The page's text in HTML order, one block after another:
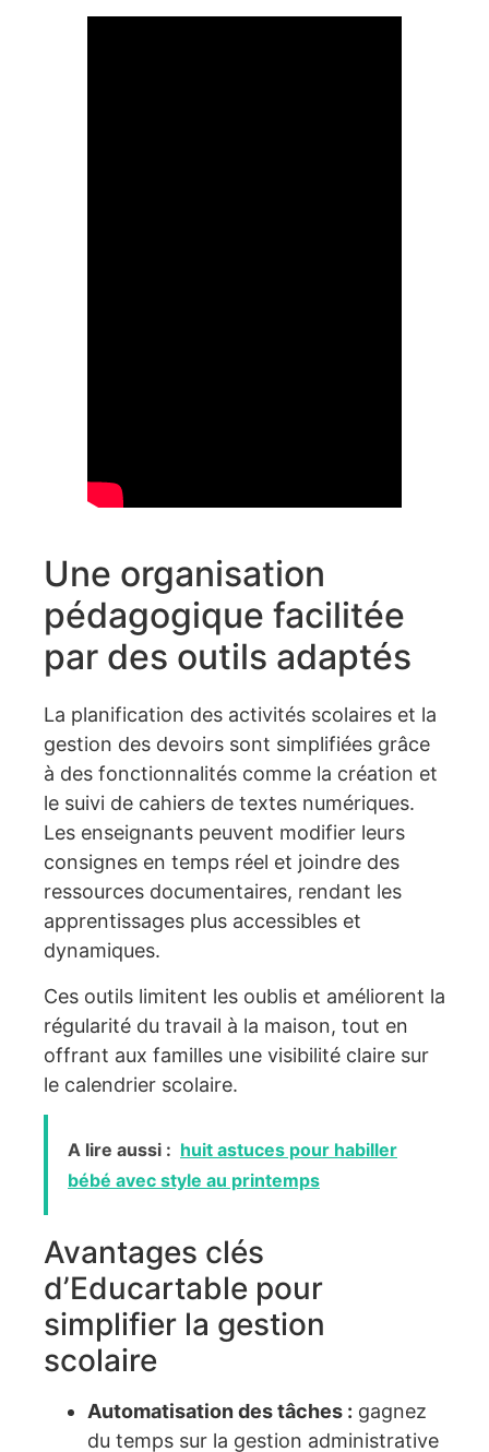
Une organisation
pédagogique facilitée
par des outils adaptés
La planification des activités scolaires et la
gestion des devoirs sont simplifiées grâce
à des fonctionnalités comme la création et
le suivi de cahiers de textes numériques.
Les enseignants peuvent modifier leurs
consignes en temps réel et joindre des
ressources documentaires, rendant les
apprentissages plus accessibles et
dynamiques.
Ces outils limitent les oublis et améliorent la
régularité du travail à la maison, tout en
offrant aux familles une visibilité claire sur
le calendrier scolaire.
A lire aussi : huit astuces pour habiller
bébé avec style au printemps
Avantages clés
d’Educartable pour
simplifier la gestion
scolaire
Automatisation des tâches : gagnez
du temps sur la gestion administrative